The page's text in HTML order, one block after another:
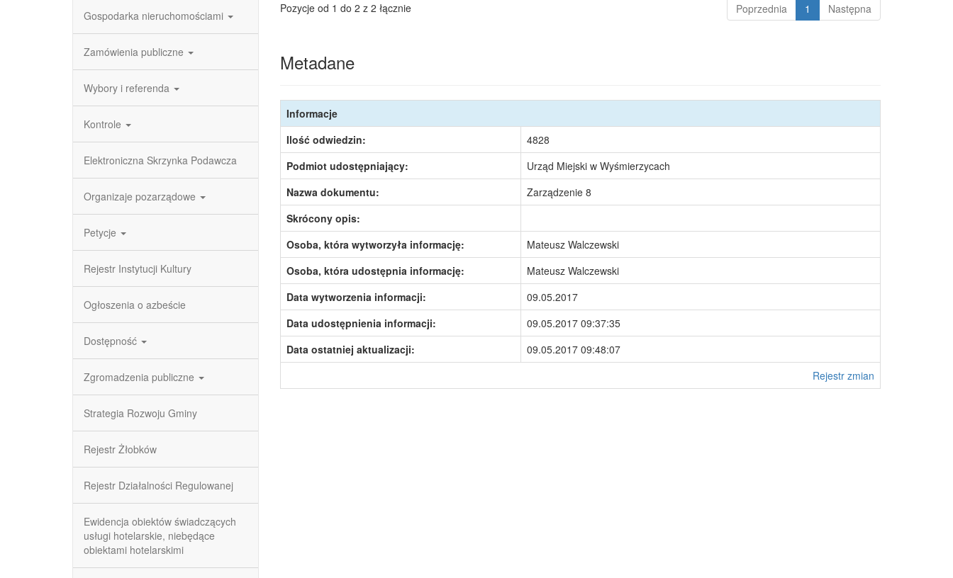
Gospodarka nieruchomościami
Zamówienia publiczne
Wybory i referenda
Kontrole
Elektroniczna Skrzynka Podawcza
Organizaje pozarządowe
Petycje
Rejestr Instytucji Kultury
Ogłoszenia o azbeście
Dostępność
Zgromadzenia publiczne
Strategia Rozwoju Gminy
Rejestr Żłobków
Rejestr Działalności Regulowanej
Ewidencja obiektów świadczących
usługi hotelarskie, niebędące
obiektami hotelarskimi
Pozycje od 1 do 2 z 2 łącznie Poprzednia 1 Następna
Metadane
Informacje
Ilość odwiedzin:
4828
Podmiot udostępniający:
Urząd Miejski w Wyśmierzycach
Nazwa dokumentu:
Zarządzenie 8
Skrócony opis:
Osoba, która wytworzyła informację:
Mateusz Walczewski
Osoba, która udostępnia informację:
Mateusz Walczewski
Data wytworzenia informacji:
09.05.2017
Data udostępnienia informacji:
09.05.2017 09:37:35
Data ostatniej aktualizacji:
09.05.2017 09:48:07
Rejestr zmian